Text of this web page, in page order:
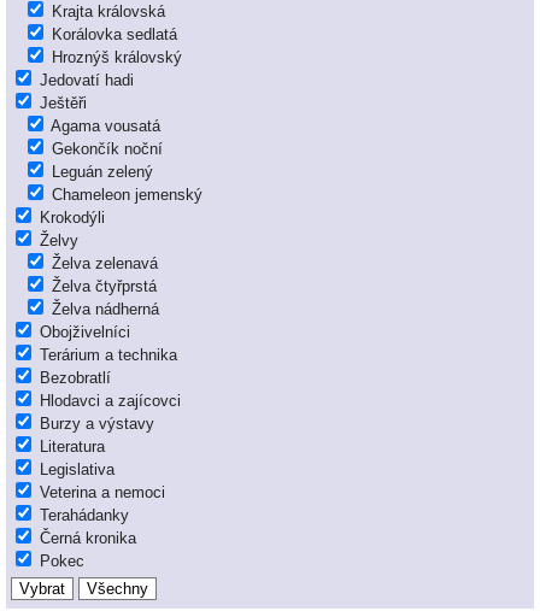
Krajta královská
Korálovka sedlatá
Hroznýš královský
Jedovatí hadi
Ještěři
Agama vousatá
Gekončík noční
Leguán zelený
Chameleon jemenský
Krokodýli
Želvy
Želva zelenavá
Želva čtyřprstá
Želva nádherná
Obojživelníci
Terárium a technika
Bezobratlí
Hlodavci a zajícovci
Burzy a výstavy
Literatura
Legislativa
Veterina a nemoci
Terahádanky
Černá kronika
Pokec